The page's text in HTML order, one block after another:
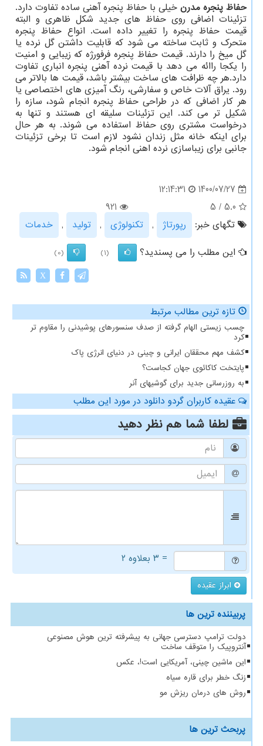
حفاظ پنجره مدرن خیلی با حفاظ پنجره آهنی ساده تفاوت دارد.
تزئینات اضافی روی حفاظ های جدید شکل ظاهری و البته
قیمت حفاظ پنجره را تغییر داده است. انواع حفاظ پنجره
متحرک و ثابت ساخته می شود که قابلیت داشتن گل نرده یا
گل میخ را دارند. قیمت حفاظ پنجره فرفورژه که زیبایی و امنیت
را یکجا راائه می دهد با قیمت نرده آهنی پنجره انباری تفاوت
دارد.هر چه ظرافت های ساخت بیشتر باشد، قیمت ها بالاتر می
رود. یراق آلات خاص و سفارشی، رنگ آمیزی های اختصاصی یا
هر کار اضافی که در طراحی حفاظ پنجره انجام شود، سازه را
شکیل تر می کند. این تزئینات سلیقه ای هستند و تنها به
درخواست مشتری روی حفاظ استفاده می شوند. به هر حال
برای اینکه خانه مثل زندان نشود لازم است تا برخی تزئینات
جانبی برای زیباسازی نرده اهنی انجام شود.
1400/07/27
12:14:31
5.0
/
5
921
تگهای خبر:
رپورتاژ , تكنولوژی , تولید ,
خدمات
این مطلب را می پسندید؟
(1)
(0)
X
تازه ترین مطالب مرتبط
چسب زیستی الهام گرفته از صدف سنسورهای پوشیدنی را مقاوم تر
کرد
کشف مهم محققان ایرانی و چینی در دنیای انرژی پاک
پایتخت کاکائوی جهان کجاست؟
به روزرسانی جدید برای گوشیهای آنر
عقیده کاربران گردو دانلود در مورد این مطلب
لطفا شما همنظر دهید
= ۳ بعلاوه ۲
ابراز عقیده
پربیننده ترین ها
دولت ترامپ دسترسی جهانی به پیشرفته ترین هوش مصنوعی
آنتروپیک را متوقف ساخت
این ماشین چینی، آمریکایی است!، عکس
زنگ خطر برای قاره سیاه
روش های درمان ریزش مو
پربحث ترین ها